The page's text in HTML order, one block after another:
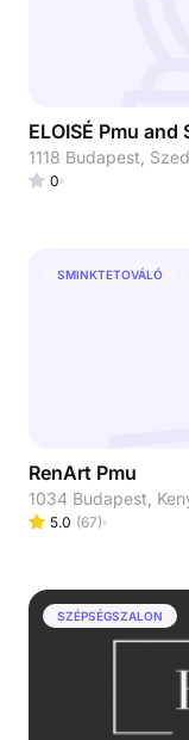
ELOISÉ Pmu and
1118 Budapest,
0
SMINKTETOVÁLÓ
RenArt Pmu
1034 Budapest,
5.0 (67)
SZÉPSÉGSZALON